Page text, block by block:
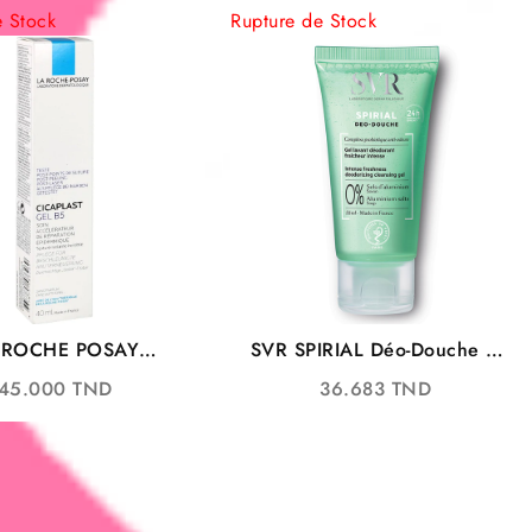
Stock
POSAY
GEL B5 40ML
TND
Rupture de Stock
SVR SPIRIAL Déo-Douche –
Gel Lavant Déodorant
200ML
36.683 TND